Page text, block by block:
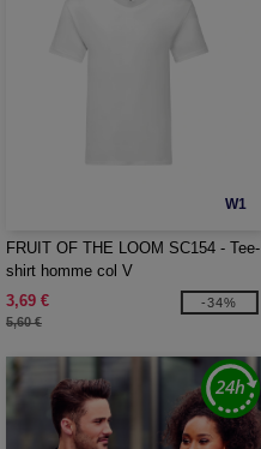
W1
FRUIT OF THE LOOM SC154 - Tee-
shirt homme col V
3,69 €
5,60 €
-34%